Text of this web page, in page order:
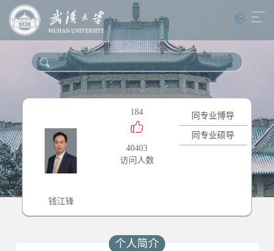
钱江锋
184
40403
访问人数
同专业博导
同专业硕导
个人简介